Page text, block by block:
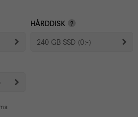
HÅRDDISK ?
240 GB SSD (0:-)